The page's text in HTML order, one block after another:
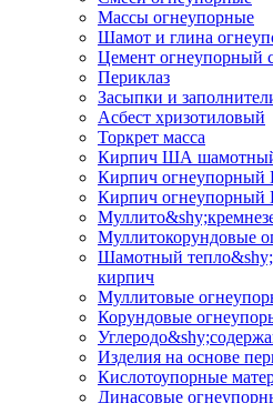
Массы огнеупорные
Шамот и глина
Цемент огнеупорный
Периклаз
Засыпки и
Асбест хризотиловый
Торкрет масса
Кирпич ША
Кирпич
Кирпич
Муллито­корундовые
Шамотный
кирпич
Муллитовые
Корундовые
Изделия на основе
Кислотоупорные
Динасовые